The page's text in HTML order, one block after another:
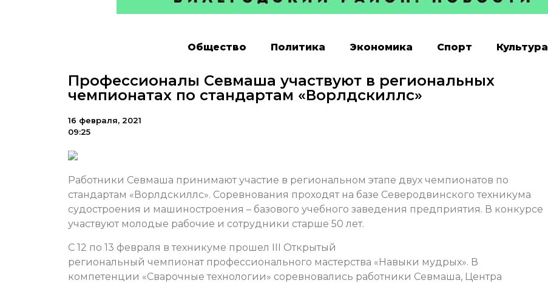
Общество Политика Экономика Спорт Культура
Профессионалы Севмаша участвуют в региональных
чемпионатах по стандартам «Ворлдскиллс»
16 февраля, 2021
09:25
Работники Севмаша принимают участие в региональном этапе двух чемпионатов по
стандартам «Ворлдскиллс». Соревнования проходят на базе Северодвинского техникума
судостроения и машиностроения – базового учебного заведения предприятия. В конкурсе
участвуют молодые рабочие и сотрудники старше 50 лет.
C 12 по 13 февраля в техникуме прошел III Открытый
региональный чемпионат профессионального мастерства «Навыки мудрых». В
компетенции «Сварочные технологии» соревновались работники Севмаша, Центра